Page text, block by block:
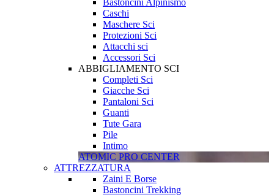
Bastoncini Alpinismo
Caschi
Maschere Sci
Protezioni Sci
Attacchi sci
Accessori Sci
ABBIGLIAMENTO SCI
Completi Sci
Giacche Sci
Pantaloni Sci
Guanti
Tute Gara
Pile
Intimo
ATOMIC PRO CENTER
ATTREZZATURA
Zaini E Borse
Bastoncini Trekking